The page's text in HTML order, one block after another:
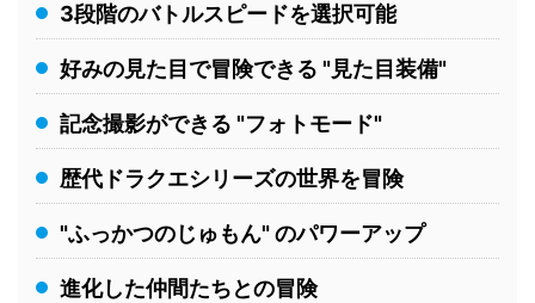
3段階のバトルスピードを選択可能
好みの見た目で冒険できる "見た目装備"
記念撮影ができる "フォトモード"
歴代ドラクエシリーズの世界を冒険
"ふっかつのじゅもん" のパワーアップ
進化した仲間たちとの冒険